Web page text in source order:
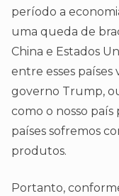
período a
uma queda de
China e Estados
entre esses países
governo Trump,
como o nosso país
países sofremos
produtos.
Portanto,